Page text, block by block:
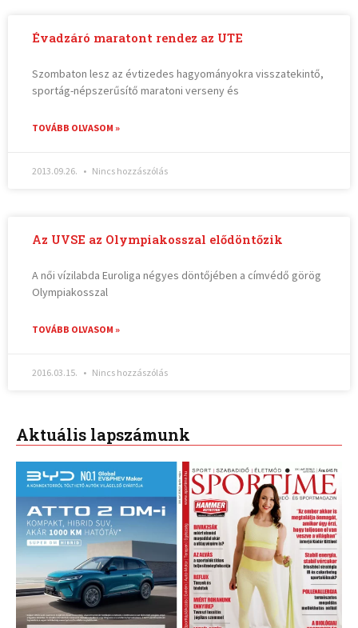
Évadzáró maratont rendez az UTE
Szombaton lesz az évtizedes hagyományokra visszatekintő,
sportág-népszerűsítő maratoni verseny és
TOVÁBB OLVASOM »
2013.09.26. Nincs hozzászólás
Az UVSE az Olympiakosszal elődöntőzik
A női vízilabda Euroliga négyes döntőjében a címvédő görög
Olympiakosszal
TOVÁBB OLVASOM »
2016.03.15. Nincs hozzászólás
Aktuális lapszámunk